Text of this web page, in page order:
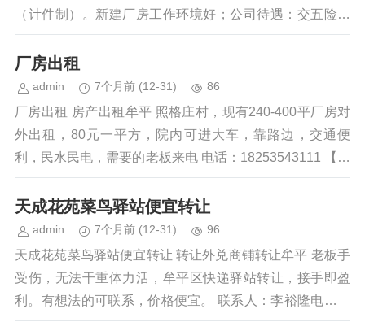
（计件制）。新建厂房工作环境好；公司待遇：交五险，
午餐免费，干六休一，有交通补贴...
厂房出租
admin 7个月前 (12-31) 86
厂房出租 房产出租牟平 照格庄村，现有240-400平厂房对
外出租，80元一平方，院内可进大车，靠路边，交通便
利，民水民电，需要的老板来电 电话：18253543111 【时
间：12...
天成花苑菜鸟驿站便宜转让
admin 7个月前 (12-31) 96
天成花苑菜鸟驿站便宜转让 转让外兑商铺转让牟平 老板手
受伤，无法干重体力活，牟平区快递驿站转让，接手即盈
利。有想法的可联系，价格便宜。 联系人：李裕隆电话：
13589865432微信...